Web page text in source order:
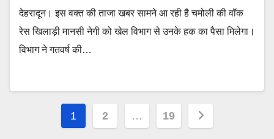
देहरादून। इस वक्त की ताजा खबर सामने आ रही है चमोली की वॉक
रेस खिलाड़ी मानसी नेगी को खेल विभाग से उनके हक का पैसा मिलेगा।
विभाग ने गतवर्ष की…
Posts
1 2 … 19